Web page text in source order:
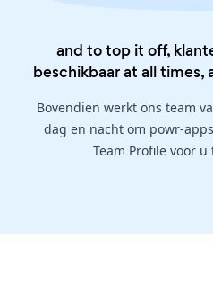
and to top it off,
beschikbaar at all times,
Bovendien werkt ons team
dag en nacht om powr-
Team Profile voor